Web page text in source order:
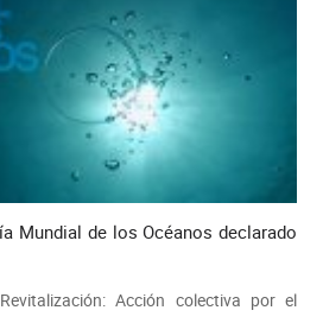
Mundial de los Océanos declarado
Acción colectiva por el